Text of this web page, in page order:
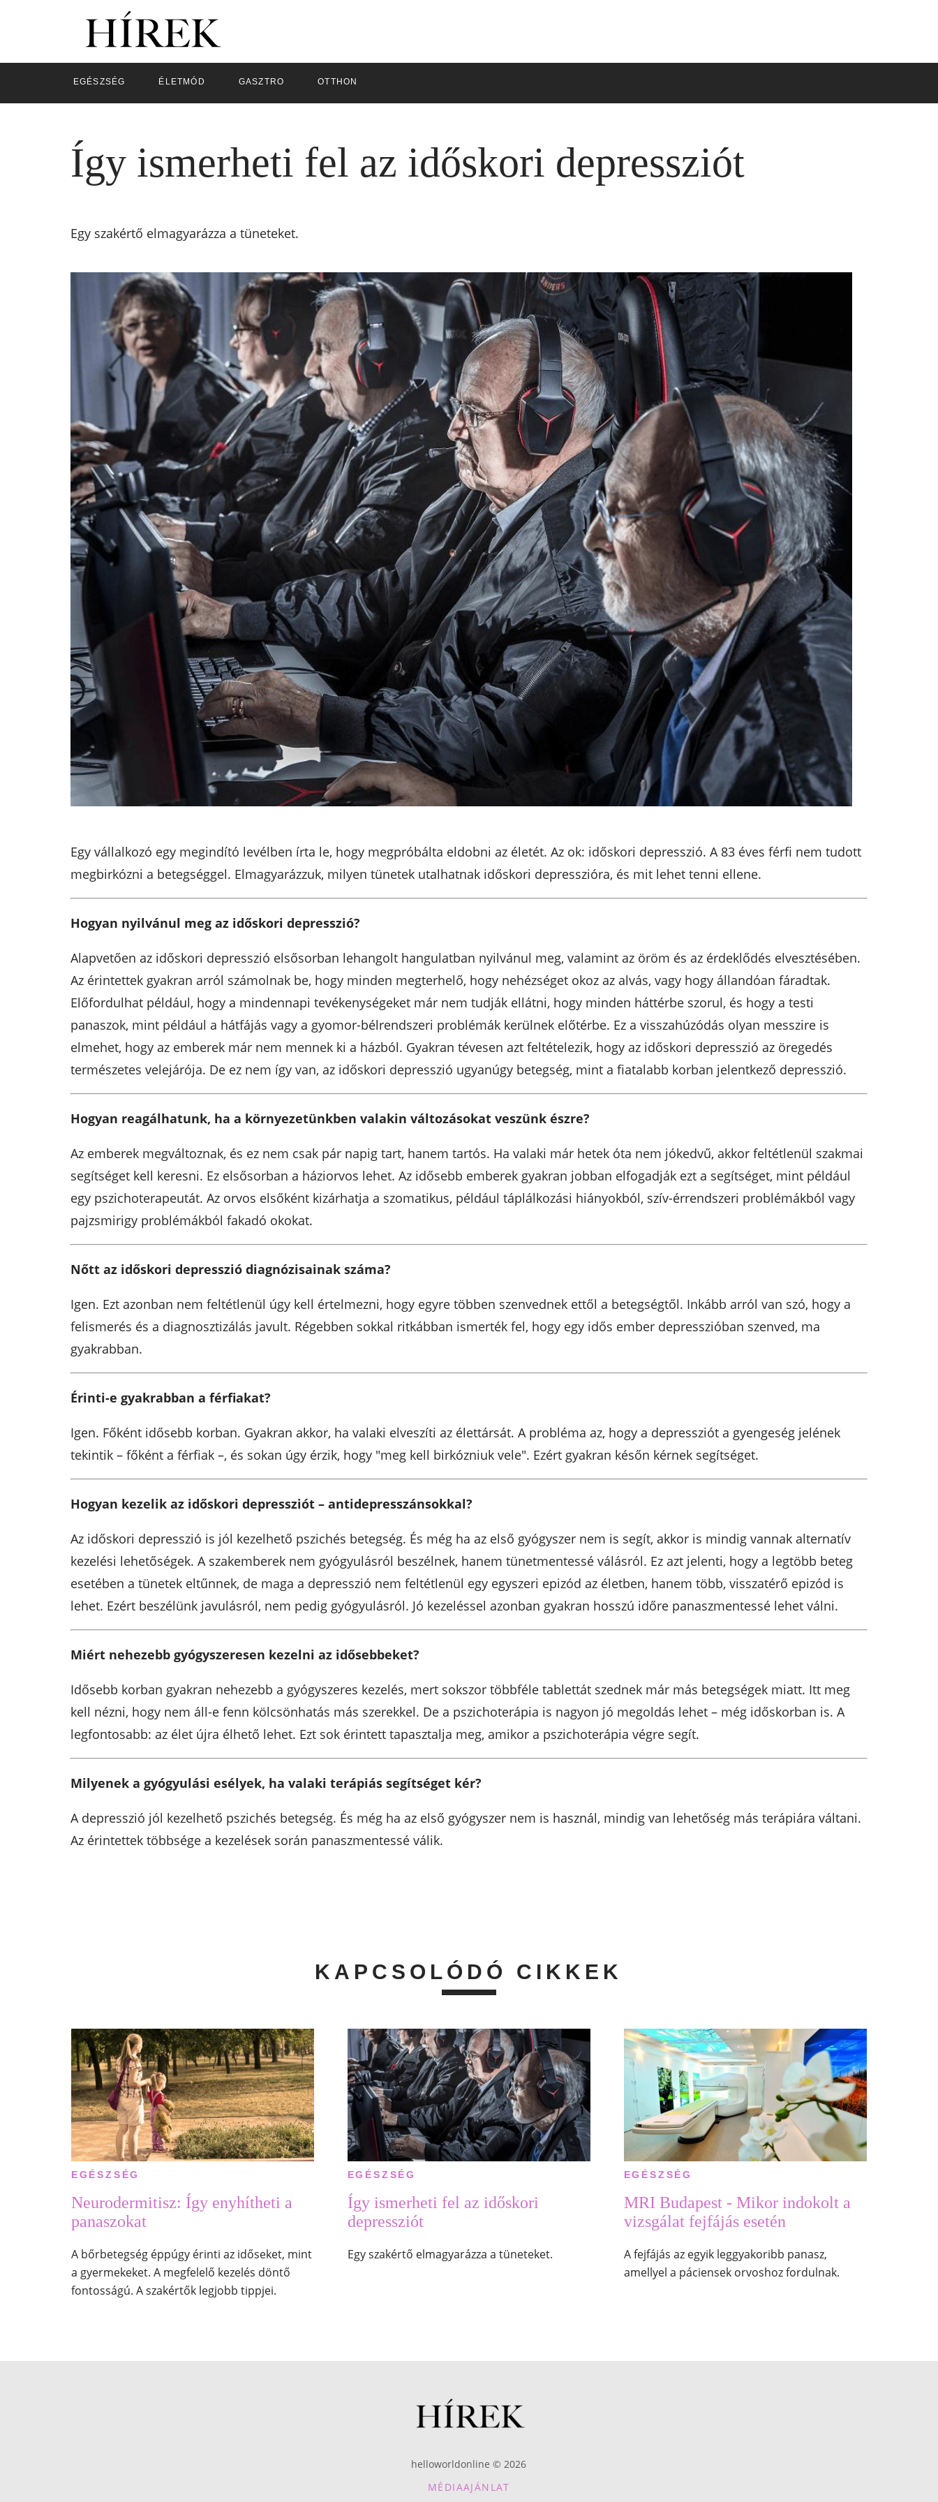
EGÉSZSÉG ÉLETMÓD GASZTRO OTTHON
Így ismerheti fel az időskori depressziót
Egy szakértő elmagyarázza a tüneteket.
Egy vállalkozó egy megindító levélben írta le, hogy megpróbálta eldobni az életét. Az ok: időskori depresszió. A 83 éves férfi nem tudott
megbirkózni a betegséggel. Elmagyarázzuk, milyen tünetek utalhatnak időskori depresszióra, és mit lehet tenni ellene.
Hogyan nyilvánul meg az időskori depresszió?
Alapvetően az időskori depresszió elsősorban lehangolt hangulatban nyilvánul meg, valamint az öröm és az érdeklődés elvesztésében.
Az érintettek gyakran arról számolnak be, hogy minden megterhelő, hogy nehézséget okoz az alvás, vagy hogy állandóan fáradtak.
Előfordulhat például, hogy a mindennapi tevékenységeket már nem tudják ellátni, hogy minden háttérbe szorul, és hogy a testi
panaszok, mint például a hátfájás vagy a gyomor-bélrendszeri problémák kerülnek előtérbe. Ez a visszahúzódás olyan messzire is
elmehet, hogy az emberek már nem mennek ki a házból. Gyakran tévesen azt feltételezik, hogy az időskori depresszió az öregedés
természetes velejárója. De ez nem így van, az időskori depresszió ugyanúgy betegség, mint a fiatalabb korban jelentkező depresszió.
Hogyan reagálhatunk, ha a környezetünkben valakin változásokat veszünk észre?
Az emberek megváltoznak, és ez nem csak pár napig tart, hanem tartós. Ha valaki már hetek óta nem jókedvű, akkor feltétlenül szakmai
segítséget kell keresni. Ez elsősorban a háziorvos lehet. Az idősebb emberek gyakran jobban elfogadják ezt a segítséget, mint például
egy pszichoterapeutát. Az orvos elsőként kizárhatja a szomatikus, például táplálkozási hiányokból, szív-érrendszeri problémákból vagy
pajzsmirigy problémákból fakadó okokat.
Nőtt az időskori depresszió diagnózisainak száma?
Igen. Ezt azonban nem feltétlenül úgy kell értelmezni, hogy egyre többen szenvednek ettől a betegségtől. Inkább arról van szó, hogy a
felismerés és a diagnosztizálás javult. Régebben sokkal ritkábban ismerték fel, hogy egy idős ember depresszióban szenved, ma
gyakrabban.
Érinti-e gyakrabban a férfiakat?
Igen. Főként idősebb korban. Gyakran akkor, ha valaki elveszíti az élettársát. A probléma az, hogy a depressziót a gyengeség jelének
tekintik – főként a férfiak –, és sokan úgy érzik, hogy "meg kell birkózniuk vele". Ezért gyakran későn kérnek segítséget.
Hogyan kezelik az időskori depressziót – antidepresszánsokkal?
Az időskori depresszió is jól kezelhető pszichés betegség. És még ha az első gyógyszer nem is segít, akkor is mindig vannak alternatív
kezelési lehetőségek. A szakemberek nem gyógyulásról beszélnek, hanem tünetmentessé válásról. Ez azt jelenti, hogy a legtöbb beteg
esetében a tünetek eltűnnek, de maga a depresszió nem feltétlenül egy egyszeri epizód az életben, hanem több, visszatérő epizód is
lehet. Ezért beszélünk javulásról, nem pedig gyógyulásról. Jó kezeléssel azonban gyakran hosszú időre panaszmentessé lehet válni.
Miért nehezebb gyógyszeresen kezelni az idősebbeket?
Idősebb korban gyakran nehezebb a gyógyszeres kezelés, mert sokszor többféle tablettát szednek már más betegségek miatt. Itt meg
kell nézni, hogy nem áll-e fenn kölcsönhatás más szerekkel. De a pszichoterápia is nagyon jó megoldás lehet – még időskorban is. A
legfontosabb: az élet újra élhető lehet. Ezt sok érintett tapasztalja meg, amikor a pszichoterápia végre segít.
Milyenek a gyógyulási esélyek, ha valaki terápiás segítséget kér?
A depresszió jól kezelhető pszichés betegség. És még ha az első gyógyszer nem is használ, mindig van lehetőség más terápiára váltani.
Az érintettek többsége a kezelések során panaszmentessé válik.
KAPCSOLÓDÓ CIKKEK
EGÉSZSÉG
Neurodermitisz: Így enyhítheti a
panaszokat
A bőrbetegség éppúgy érinti az időseket, mint
a gyermekeket. A megfelelő kezelés döntő
fontosságú. A szakértők legjobb tippjei.
EGÉSZSÉG
Így ismerheti fel az időskori
depressziót
Egy szakértő elmagyarázza a tüneteket.
EGÉSZSÉG
MRI Budapest - Mikor indokolt a
vizsgálat fejfájás esetén
A fejfájás az egyik leggyakoribb panasz,
amellyel a páciensek orvoshoz fordulnak.
helloworldonline © 2026
MÉDIAAJÁNLAT